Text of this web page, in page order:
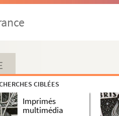
CIBLÉES
Imprimés
multimédia
Vent. Paris, 21 brumaire an X.
échevin de Troyes. 14 mai et 22
Metz : portrait et mémoire signé
1791)